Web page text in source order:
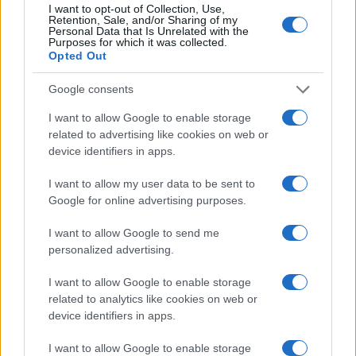
I want to opt-out of Collection, Use,
Retention, Sale, and/or Sharing of my
Personal Data that Is Unrelated with the
Purposes for which it was collected.
Opted Out
Google consents
I want to allow Google to enable storage
related to advertising like cookies on web or
device identifiers in apps.
I want to allow my user data to be sent to
Google for online advertising purposes.
I want to allow Google to send me
personalized advertising.
I want to allow Google to enable storage
related to analytics like cookies on web or
device identifiers in apps.
I want to allow Google to enable storage
Mit tanultak egymástól a két társulat tagjai, mit kamatozott
a kétoldali stiláris átcsapás? A jövő döntheti el. A
szokatlanság, az újdonságérték kétségtelen (s akkor az
esély is benne lappang) ? de az előadás, kritikai bátorsága
ellenére, nem jó.
Azaz akad jó, sőt egyenesen kitűnő részlet is. Leginkább az
első, néha a második harmadában.
félelmeit a férje iránti irónia megvető fölényével kivédő
öregasszonya,Kun Vilmosa fikusz öntözésétől ?parázó?,
homlokára parizer-szeleteket ragasztó férjként a
gyermekeik soha-meg-nem-születését is elfeledő
vénembere emlékezetes. Akkor is rólunk szól a példázat,
amikor a holtfáradt belgyógyász az előrehaladott halálos kór
ismérveit sorolja fakó hangon a mentőorvosnőnek. Ők
ketten: elvált férj és feleség. Gyerek? Suli? Kutya? Miféle